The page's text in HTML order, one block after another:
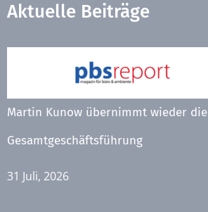
Aktuelle Beiträge
Martin Kunow übernimmt wieder die
Gesamtgeschäftsführung
31 Juli, 2026